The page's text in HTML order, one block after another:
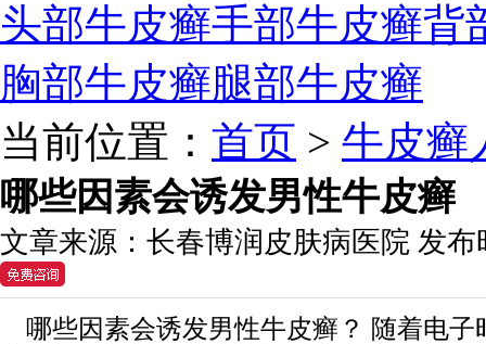
头部牛皮癣手部牛皮癣背
胸部牛皮癣腿部牛皮癣
当前位置： 首页 > 牛皮癣
哪些因素会诱发男性牛皮癣
文章来源： 长春博润皮肤病医院 发布
哪些因素会诱发男性牛皮癣？ 随着电子